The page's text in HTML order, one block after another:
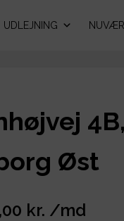
UDLEJNING
Øst
kr. /md